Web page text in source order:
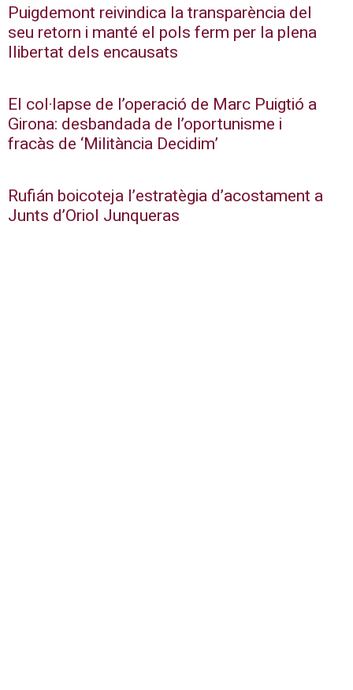
Puigdemont reivindica la transparència del
seu retorn i manté el pols ferm per la plena
llibertat dels encausats
El col·lapse de l’operació de Marc Puigtió a
Girona: desbandada de l’oportunisme i
fracàs de ‘Militància Decidim’
Rufián boicoteja l’estratègia d’acostament a
Junts d’Oriol Junqueras